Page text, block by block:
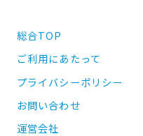
総合TOP
ご利用にあたって
プライバシーポリシー
お問い合わせ
運営会社